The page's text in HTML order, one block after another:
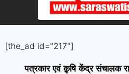
[the_ad id="217"]
पत्रकार एवं क़ृषि केंद्र संचालक